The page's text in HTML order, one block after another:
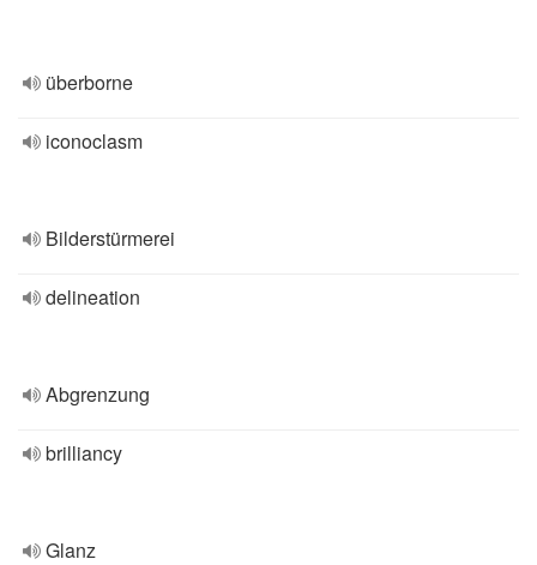
überborne
iconoclasm
Bilderstürmerei
delineation
Abgrenzung
brilliancy
Glanz